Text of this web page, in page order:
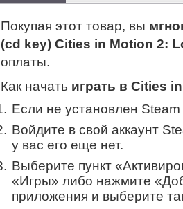
Покупая этот товар, вы
(cd key) Cities in Motion 2:
оплаты.
Как начать играть в Cities
Если не установлен
Войдите в свой аккаунт
у вас его еще нет.
Выберите пункт
«Игры» либо нажмите
приложения и выберите